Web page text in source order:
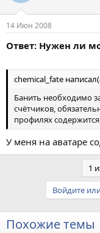
14 Июн 2008
Ответ: Нужен ли
chemical_fate
Банить необходимо
счётчиков,
профилях
У меня на аватаре
1
Войдите
Похожие темы